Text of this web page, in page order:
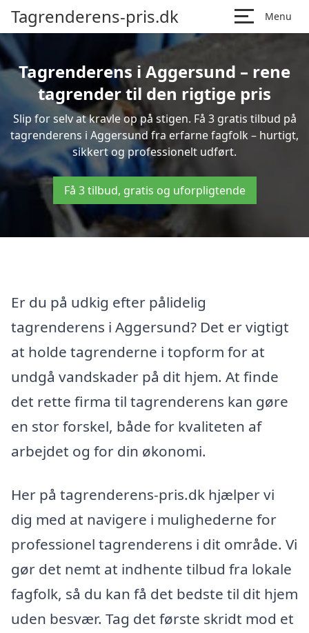
Tagrenderens-pris.dk Menu
Tagrenderens i Aggersund – rene
tagrender til den rigtige pris
Slip for selv at kravle op på stigen. Få 3 gratis tilbud på
tagrenderens i Aggersund fra erfarne fagfolk – hurtigt,
sikkert og professionelt udført.
Få 3 tilbud, gratis og uforpligtende
Er du på udkig efter pålidelig
tagrenderens i Aggersund? Det er vigtigt
at holde tagrenderne i topform for at
undgå vandskader på dit hjem. At finde
det rette firma til tagrenderens kan gøre
en stor forskel, både for kvaliteten af
arbejdet og for din økonomi.
Her på tagrenderens-pris.dk hjælper vi
dig med at navigere i mulighederne for
professionel tagrenderens i dit område. Vi
gør det nemt at indhente tilbud fra lokale
fagfolk, så du kan få det bedste til dit hjem
uden besvær. Tag det første skridt mod et